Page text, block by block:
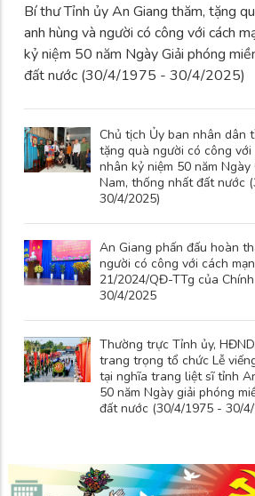
Bí thư Tỉnh ủy An Giang thăm, tặng
anh hùng và người có công với cách
kỷ niệm 50 năm Ngày Giải phóng
đất nước (30/4/1975 - 30/4/2025)
Chủ tịch Ủy ban nhân dân
tặng quà người có công
nhân kỷ niệm 50 năm Ngày
Nam, thống nhất đất nước
30/4/2025)
An Giang phấn đấu hoàn
người có công với cách
21/2024/QĐ-TTg của
30/4/2025
Thường trực Tỉnh ủy,
trang trọng tổ chức Lễ
tại nghĩa trang liệt sĩ tỉnh
50 năm Ngày giải phóng
đất nước (30/4/1975 - 30/